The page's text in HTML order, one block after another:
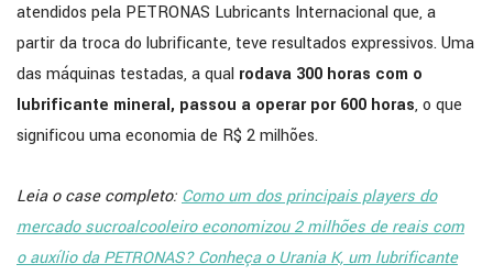
atendidos pela PETRONAS Lubricants Internacional que, a
partir da troca do lubrificante, teve resultados expressivos. Uma
das máquinas testadas, a qual rodava 300 horas com o
lubrificante mineral, passou a operar por 600 horas, o que
significou uma economia de R$ 2 milhões.
Leia o case completo:Como um dos principais players do
mercado sucroalcooleiro economizou 2 milhões de reais com
o auxílio da PETRONAS? Conheça o Urania K, um lubrificante